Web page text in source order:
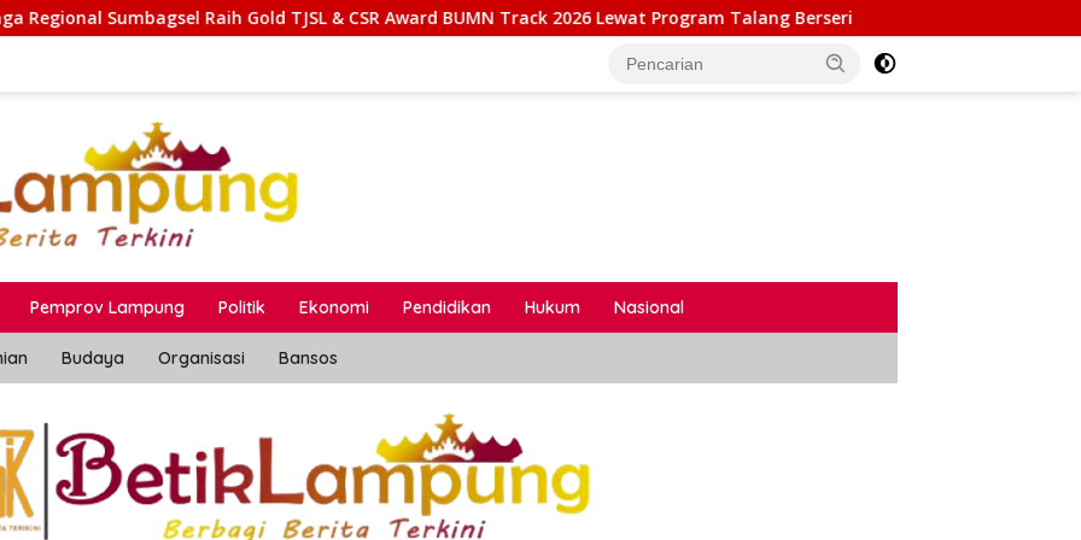
Gold TJSL & CSR Award BUMN Track 2026 Lewat Program Talang Berseri Kalapas Cibinong Bersama UPT
Pemprov Lampung Politik Ekonomi Pendidikan Hukum Nasional
Budaya Organisasi Bansos